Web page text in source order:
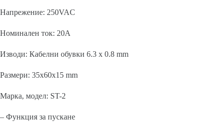
Напрежение: 250VAC
Номинален ток: 20A
Изводи: Кабелни обувки 6.3 x 0.8 mm
Размери: 35x60x15 mm
Марка, модел: ST-2
– Функция за пускане